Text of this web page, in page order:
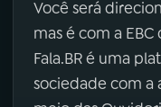
Você será
mas é com a
Fala.BR é uma
sociedade com a